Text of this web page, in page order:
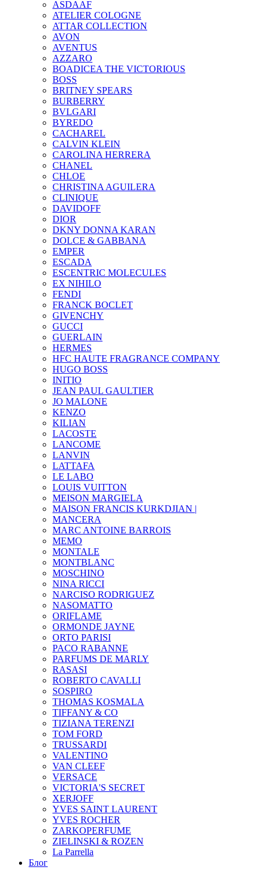
ASDAAF
ATELIER COLOGNE
ATTAR COLLECTION
AVON
AVENTUS
AZZARO
BOADICEA THE VICTORIOUS
BOSS
BRITNEY SPEARS
BURBERRY
BVLGARI
BYREDO
CACHAREL
CALVIN KLEIN
CAROLINA HERRERA
CHANEL
CHLOE
CHRISTINA AGUILERA
CLINIQUE
DAVIDOFF
DIOR
DKNY DONNA KARAN
DOLCE & GABBANA
EMPER
ESCADA
ESCENTRIC MOLECULES
EX NIHILO
FENDI
FRANCK BOCLET
GIVENCHY
GUCCI
GUERLAIN
HERMES
HFC HAUTE FRAGRANCE COMPANY
HUGO BOSS
INITIO
JEAN PAUL GAULTIER
JO MALONE
KENZO
KILIAN
LACOSTE
LANCOME
LANVIN
LATTAFA
LE LABO
LOUIS VUITTON
MEISON MARGIELA
MAISON FRANCIS KURKDJIAN |
MANCERA
MARC ANTOINE BARROIS
MEMO
MONTALE
MONTBLANC
MOSCHINO
NINA RICCI
NARCISO RODRIGUEZ
NASOMATTO
ORIFLAME
ORMONDE JAYNE
ORTO PARISI
PACO RABANNE
PARFUMS DE MARLY
RASASI
ROBERTO CAVALLI
SOSPIRO
THOMAS KOSMALA
TIFFANY & CO
TIZIANA TERENZI
TOM FORD
TRUSSARDI
VALENTINO
VAN CLEEF
VERSACE
VICTORIA'S SECRET
XERJOFF
YVES SAINT LAURENT
YVES ROCHER
ZARKOPERFUME
ZIELINSKI & ROZEN
La Parrella
Блог